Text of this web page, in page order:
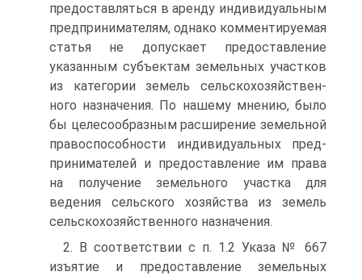
предоставляться в аренду индивидуальным
предпринимателям, однако комменти­руемая
статья не допускает предоставление
указанным субъек­там земельных участков
из категории земель сельскохозяйствен­
ного назначения. По нашему мнению, было
бы целесообразным расширение земельной
правоспособности индивидуальных пред­
принимателей и предоставление им права
на получение земель­ного участка для
ведения сельского хозяйства из земель
сельс­кохозяйственного назначения.
2. В соответствии с п. 1.2 Указа № 667
изъятие и предос­тавление земельных